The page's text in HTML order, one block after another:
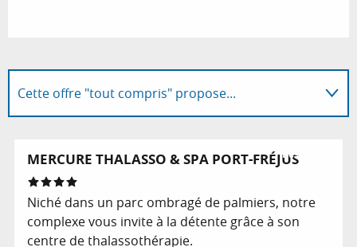
Cette offre "tout compris" propose...
Suggestion à proximité...
MERCURE THALASSO & SPA PORT-FRÉJUS
Niché dans un parc ombragé de palmiers, notre
complexe vous invite à la détente grâce à son
centre de thalassothérapie.
Réservable